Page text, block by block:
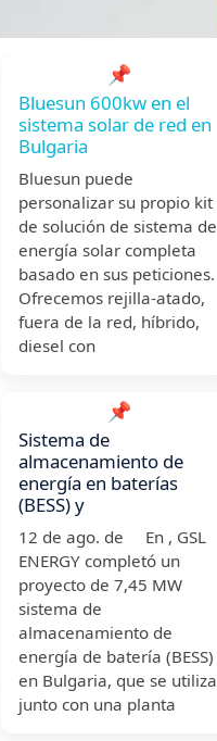
📌
Bluesun 600kw en el
sistema solar de red en
Bulgaria
Bluesun puede
personalizar su propio kit
de solución de sistema de
energía solar completa
basado en sus peticiones.
Ofrecemos rejilla-atado,
fuera de la red, híbrido,
diesel con
📌
Sistema de
almacenamiento de
energía en baterías
(BESS) y
12 de ago. de En , GSL
ENERGY completó un
proyecto de 7,45 MW
sistema de
almacenamiento de
energía de batería (BESS)
en Bulgaria, que se utiliza
junto con una planta